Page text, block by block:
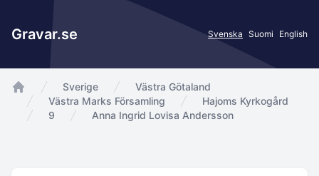
Gravar.se Svenska Suomi English
app.Start
Sverige
Västra Götaland
Västra Marks Församling
Hajoms Kyrkogård
9
Anna Ingrid Lovisa Andersson